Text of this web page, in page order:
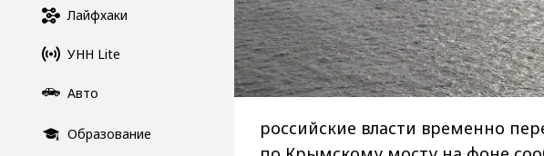
Лайфхаки
УНН Lite
Авто
Образование
российские власти временно